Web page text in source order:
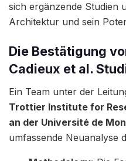
sich ergänzende Studien
Architektur und sein
Die Bestätigung
Cadieux et al.
Ein Team unter der
Trottier Institute for
an der Université de
umfassende Neuanalyse